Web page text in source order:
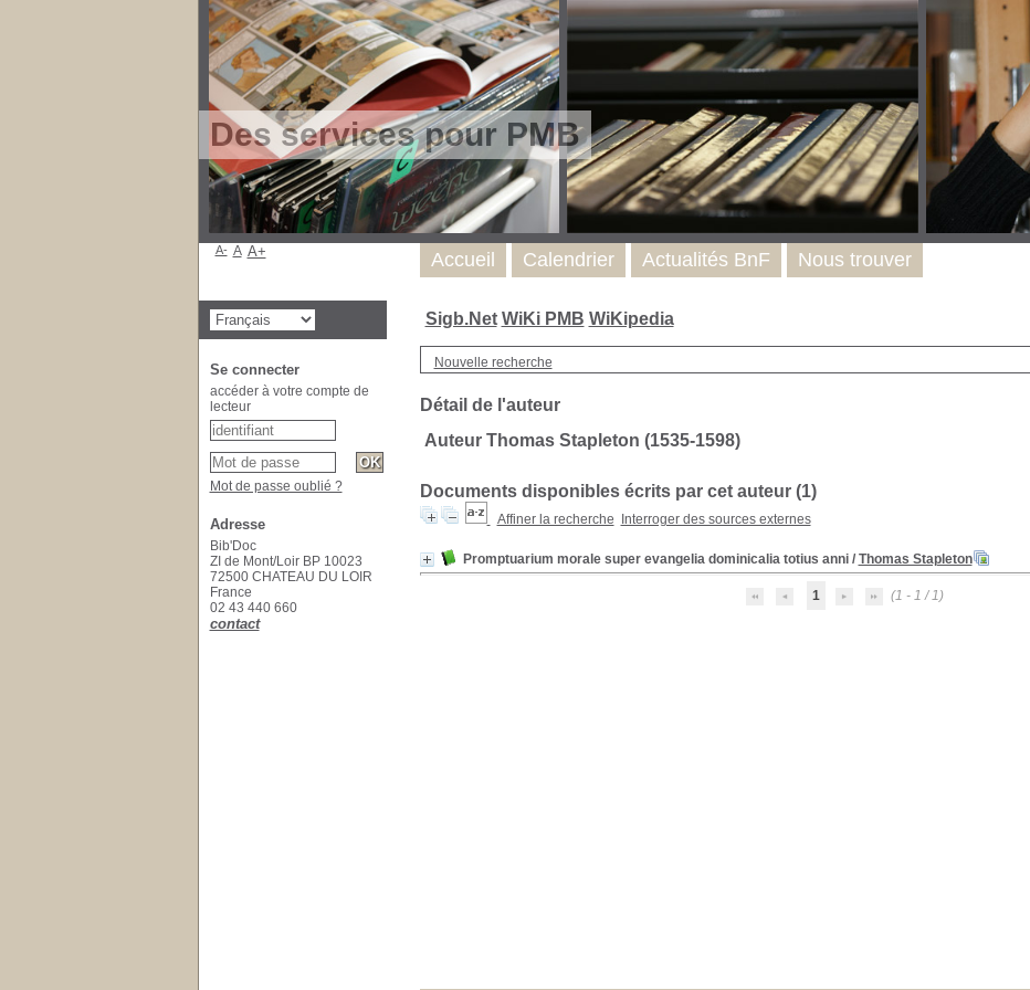
Des services pour PMB
Sigb.Net WiKi PMB WiKipedia
Nouvelle recherche
Détail de l'auteur
Auteur Thomas Stapleton (1535-1598)
Documents disponibles écrits par cet auteur (1)
Affiner la recherche Interroger des sources externes
Promptuarium morale super evangelia dominicalia totius anni/ Thomas Stapleton
1 (1 - 1 / 1)
Accueil Calendrier Actualités BnF Nous trouver
A- A A+
Se connecter
accéder à votre compte de
lecteur
Mot de passe oublié ?
Adresse
Bib'Doc
ZI de Mont/Loir BP 10023
72500 CHATEAU DU LOIR
France
02 43 440 660
contact